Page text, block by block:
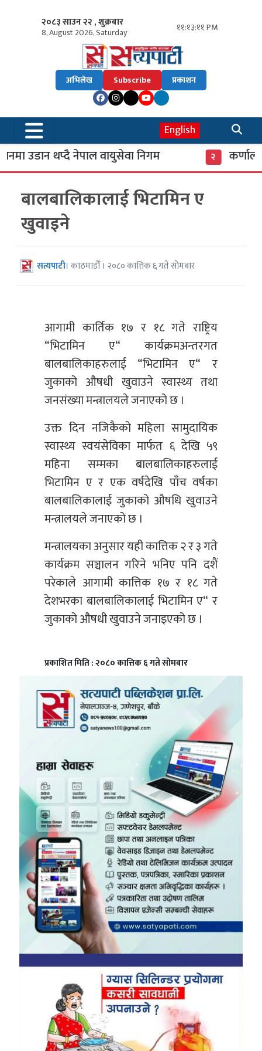
२०८३ साउन २२ , शुक्रबार
8, August 2026, Saturday ११:१३:१२ PM
अभिलेख Subscribe प्रकाशन
English
उडान थप्दै नेपाल वायुसेवा निगम कर्णाली
बालबालिकालाई भिटामिन ए
खुवाइने
सत्यपाटी। काठमाडौँ । २०८० कात्तिक ६ गते सोमबार
आगामी कार्तिक १७ र १८ गते राष्ट्रिय
“भिटामिन ए“ कार्यक्रमअन्तरगत
बालबालिकाहरुलाई “भिटामिन ए“ र
जुकाको औषधी खुवाउने स्वास्थ्य तथा
जनसंख्या मन्त्रालयले जनाएको छ ।
उक्त दिन नजिकैको महिला सामुदायिक
स्वास्थ्य स्वयंसेविका मार्फत ६ देखि ५९
महिना सम्मका बालबालिकाहरुलाई
भिटामिन ए र एक वर्षदेखि पाँच वर्षका
बालबालिकालाई जुकाको औषधि खुवाउने
मन्त्रालयले जनाएको छ ।
मन्त्रालयका अनुसार यही कात्तिक २ र ३ गते
कार्यक्रम सञ्चालन गरिने भनिए पनि दशैं
परेकाले आगामी कात्तिक १७ र १८ गते
देशभरका बालबालिकालाई भिटामिन ए“ र
जुकाको औषधी खुवाउने जनाइएको छ ।
प्रकाशित मिति : २०८० कात्तिक ६ गते सोमबार